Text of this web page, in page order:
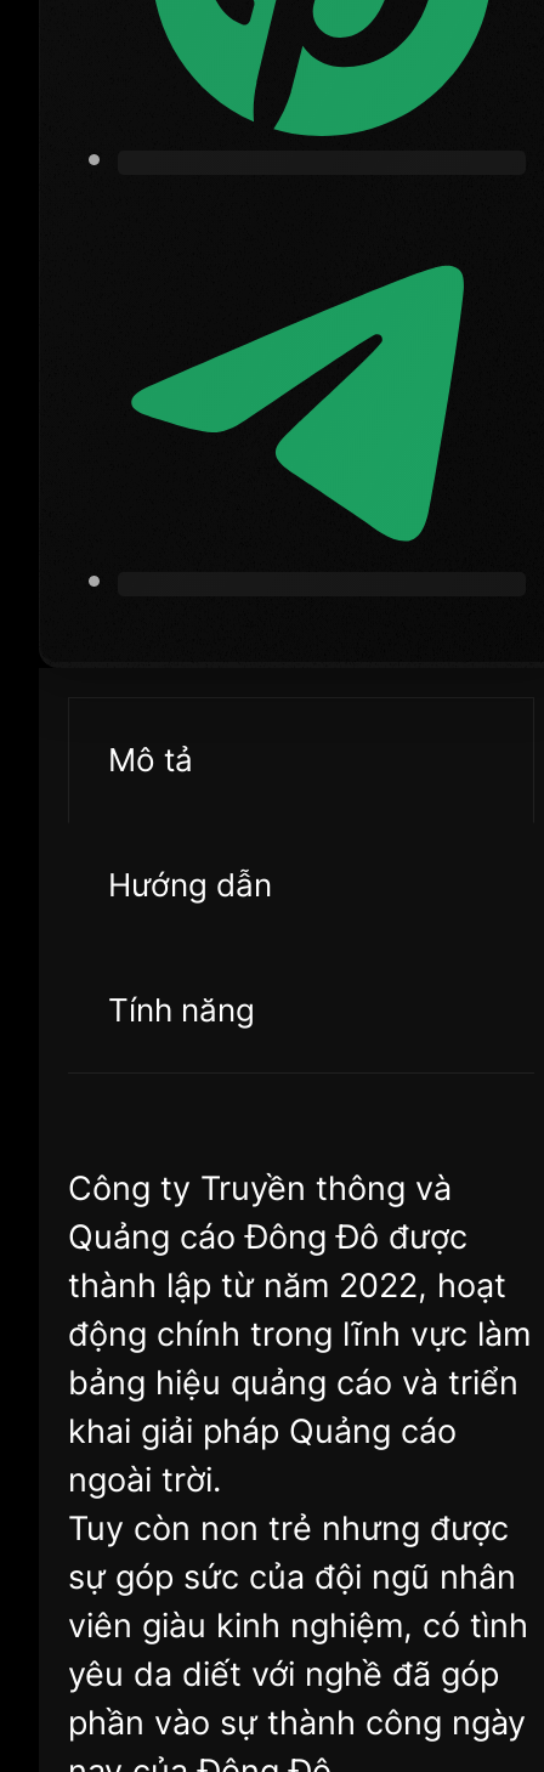
Mô tả
Hướng dẫn
Tính năng
Công ty Truyền thông và
Quảng cáo Đông Đô được
thành lập từ năm 2022, hoạt
động chính trong lĩnh vực làm
bảng hiệu quảng cáo và triển
khai giải pháp Quảng cáo
ngoài trời.
Tuy còn non trẻ nhưng được
sự góp sức của đội ngũ nhân
viên giàu kinh nghiệm, có tình
yêu da diết với nghề đã góp
phần vào sự thành công ngày